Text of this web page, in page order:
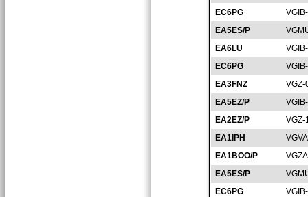
EC6PG
EA5ES/P
EA6LU
EC6PG
EA3FNZ
VGZ-
EA5EZ/P
EA2EZ/P
VGZ-
EA1IPH
EA1BOO/P
EA5ES/P
EC6PG